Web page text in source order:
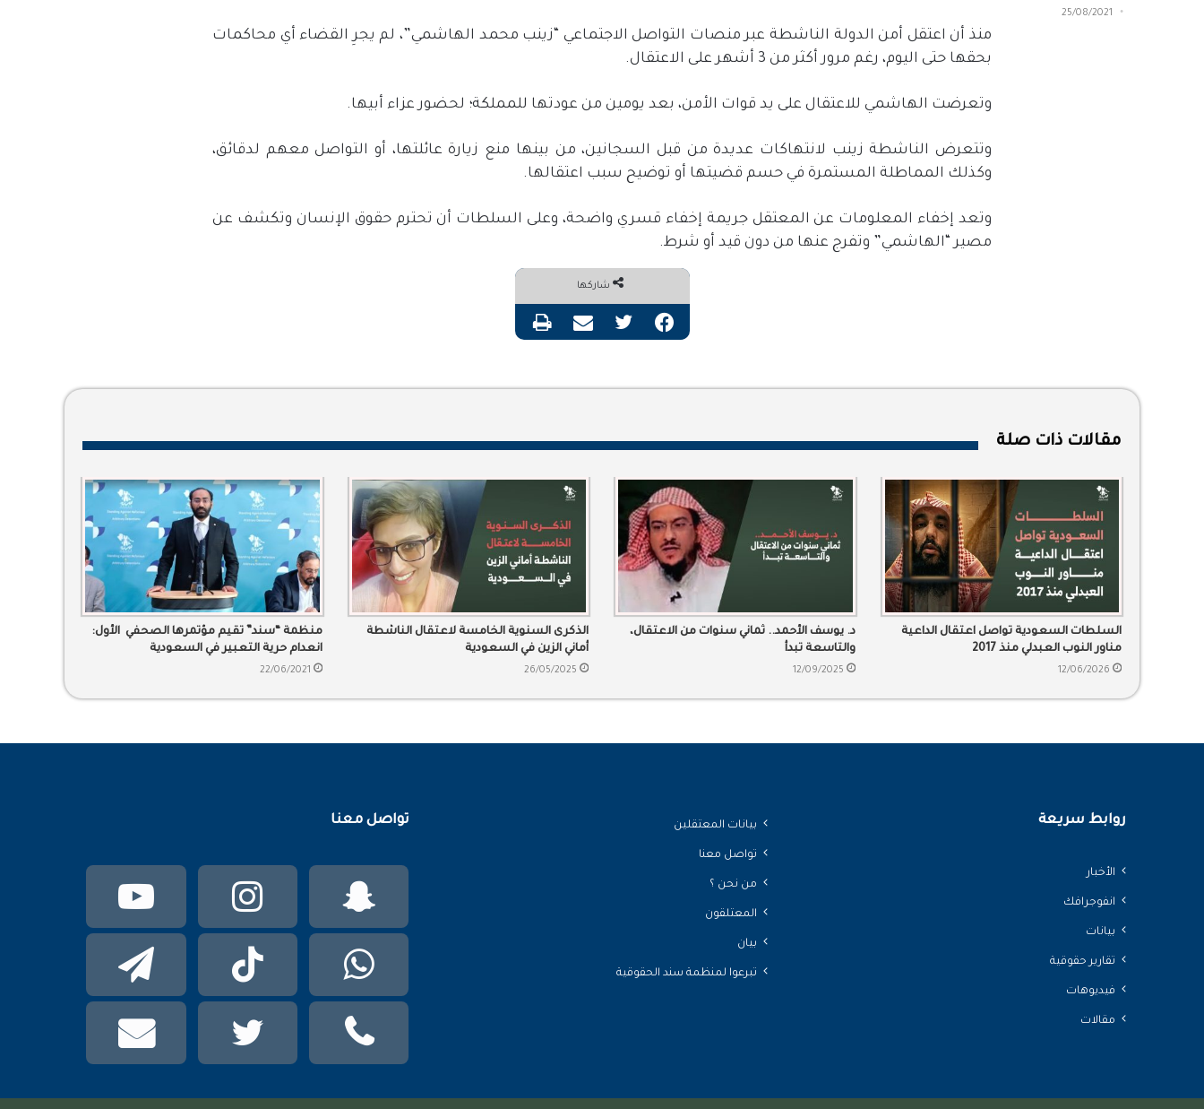
25/08/2021
منذ أن اعتقل أمن الدولة الناشطة عبر منصات التواصل الاجتماعي “زينب محمد الهاشمي”، لم يجرِ القضاء أي محاكمات
بحقها حتى اليوم، رغم مرور أكثر من 3 أشهر على الاعتقال.
وتعرضت الهاشمي للاعتقال على يد قوات الأمن، بعد يومين من عودتها للمملكة؛ لحضور عزاء أبيها.
وتتعرض الناشطة زينب لانتهاكات عديدة من قبل السجانين، من بينها منع زيارة عائلتها، أو التواصل معهم لدقائق،
وكذلك المماطلة المستمرة في حسم قضيتها أو توضيح سبب اعتقالها.
وتعد إخفاء المعلومات عن المعتقل جريمة إخفاء قسري واضحة، وعلى السلطات أن تحترم حقوق الإنسان وتكشف عن
مصير “الهاشمي” وتفرج عنها من دون قيد أو شرط.
شاركها
فيسبوك تويتر مشاركة عبر البريد طباعة
مقالات ذات صلة
السلطات السعودية تواصل اعتقال الداعية
مناور النوب العبدلي منذ 2017
12/06/2026
د. يوسف الأحمد.. ثماني سنوات من الاعتقال،
والتاسعة تبدأ
12/09/2025
الذكرى السنوية الخامسة لاعتقال الناشطة
أماني الزين في السعودية
26/05/2025
منظمة “سند” تقيم مؤتمرها الصحفي الأول:
انعدام حرية التعبير في السعودية
22/06/2021
روابط سريعة
الأخبار
انفوجرافك
بيانات
تقارير حقوقية
فيديوهات
مقالات
بيانات المعتقلين
تواصل معنا
من نحن ؟
المعتلقون
بيان
تبرعوا لمنظمة سند الحقوقية
تواصل معنا
يوتيوبانستقرام سناب
تشات
تيلقرام TikTok واتساب
mail
عربي
phone